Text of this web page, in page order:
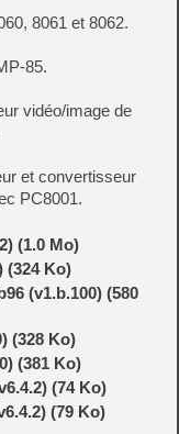
8061 et 8062.
85.
vidéo/image de
et convertisseur
PC8001.
(1.0 Mo)
(324 Ko)
(v1.b.100) (580
(328 Ko)
(381 Ko)
(74 Ko)
(79 Ko)